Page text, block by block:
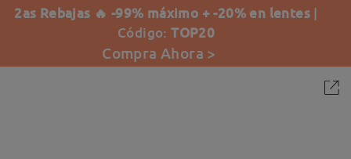
2as Rebajas 🔥 -99% máximo + -20% en lentes |
Código:TOP20
Compra Ahora >